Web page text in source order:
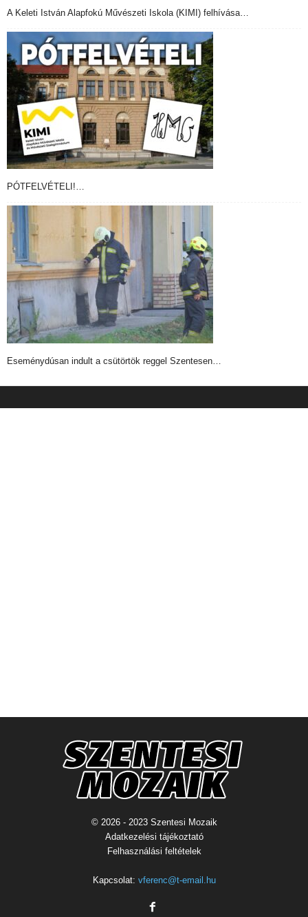
A Keleti István Alapfokú Művészeti Iskola (KIMI) felhívása…
PÓTFELVÉTELI!…
Eseménydúsan indult a csütörtök reggel Szentesen…
© 2026 - 2023 Szentesi Mozaik
Adatkezelési tájékoztató
Felhasználási feltételek
Kapcsolat: vferenc@t-email.hu